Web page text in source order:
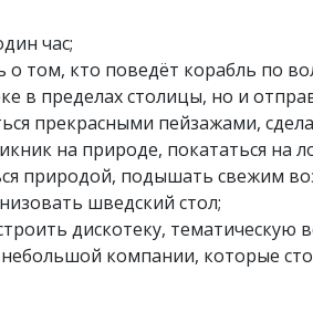
час;
о том, кто поведёт корабль по
в пределах столицы, но и
прекрасными пейзажами,
на природе, покататься на
природой, подышать свежим
шведский стол;
дискотеку, тематическую
компании, которые